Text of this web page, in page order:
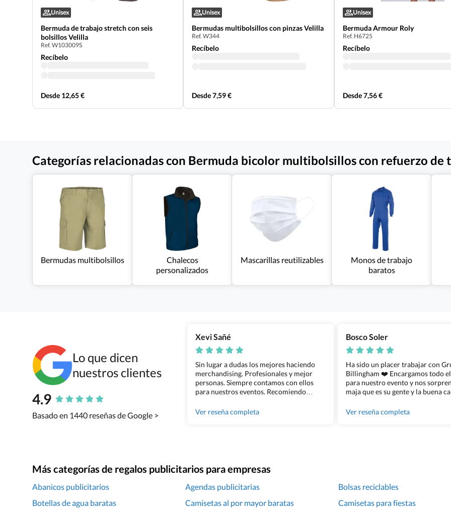
Unisex
Bermuda de trabajo stretch con seis
bolsillos Velilla
Ref. W103009S
Recíbelo
Desde 12,65 €
Unisex
Bermudas multibolsillos con pinzas Velilla
Ref. W344
Recíbelo
Desde 7,59 €
Unisex
Bermuda Armour Roly
Ref. H6725
Recíbelo
Desde 7,56 €
Categorías relacionadas con Bermuda bicolor multibolsillos con refuerzo de
Bermudas multibolsillos
Chalecos
personalizados
Mascarillas reutilizables
Monos de trabajo
baratos
Lo que dicen
nuestros clientes
4.9
Basado en 1440 reseñas de Google >
Xevi Sañé
Sin lugar a dudas los mejores haciendo
merchandising. Profesionales y mejor
personas. Siempre contamos con ellos
para nuestros eventos. Recomiendo
Ver reseña completa
Bosco Soler
Ha sido un placer trabajar con
Billingham ❤️ Encargamos todo
para nuestro evento y nos
maja que es su gente y la buena
100% recomendado!!
Ver reseña completa
Más categorías de regalos publicitarios para empresas
Abanicos publicitarios Agendas publicitarias
Bolsas reciclables
Botellas de agua baratas
Camisetas al por mayor baratas Camisetas para fiestas